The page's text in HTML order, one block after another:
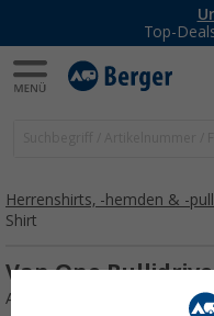
Herrenshirts, -hemden & -
Shirt
Van One
Art.-Nr.: 593653XXL